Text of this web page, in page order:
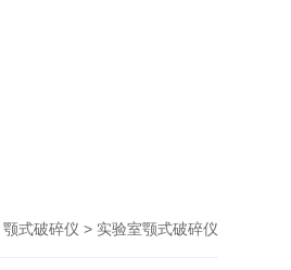
颚式破碎仪 > 实验室颚式破碎仪